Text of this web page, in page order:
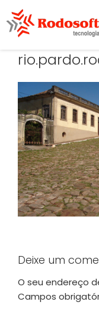
Deixe um
O seu endereço
Campos